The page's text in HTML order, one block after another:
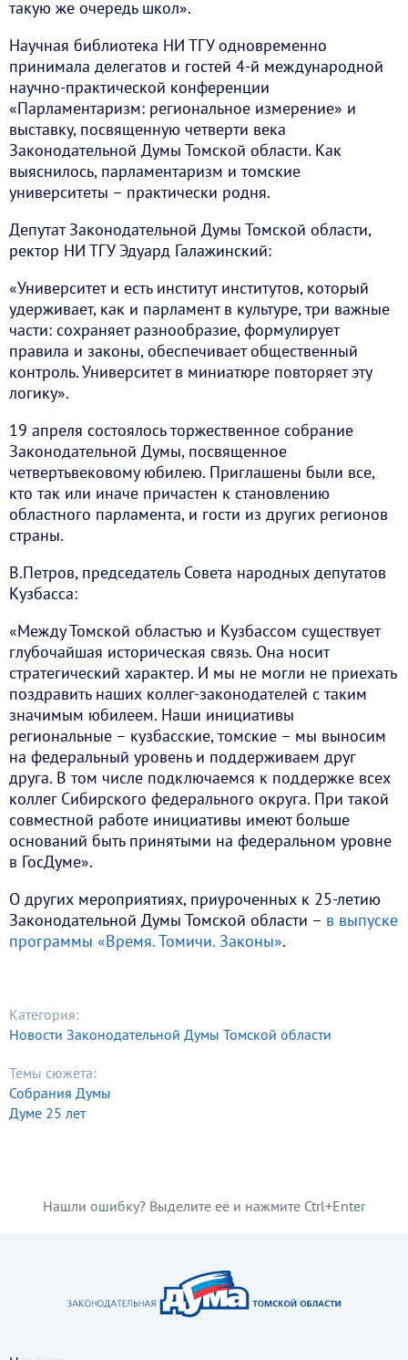
такую же очередь школ».
Научная библиотека НИ ТГУ одновременно
принимала делегатов и гостей 4-й международной
научно-практической конференции
«Парламентаризм: региональное измерение» и
выставку, посвященную четверти века
Законодательной Думы Томской области. Как
выяснилось, парламентаризм и томские
университеты – практически родня.
Депутат Законодательной Думы Томской области,
ректор НИ ТГУ Эдуард Галажинский:
«Университет и есть институт институтов, который
удерживает, как и парламент в культуре, три важные
части: сохраняет разнообразие, формулирует
правила и законы, обеспечивает общественный
контроль. Университет в миниатюре повторяет эту
логику».
19 апреля состоялось торжественное собрание
Законодательной Думы, посвященное
четвертьвековому юбилею. Приглашены были все,
кто так или иначе причастен к становлению
областного парламента, и гости из других регионов
страны.
В.Петров, председатель Совета народных депутатов
Кузбасса:
«Между Томской областью и Кузбассом существует
глубочайшая историческая связь. Она носит
стратегический характер. И мы не могли не приехать
поздравить наших коллег-законодателей с таким
значимым юбилеем. Наши инициативы
региональные – кузбасские, томские – мы выносим
на федеральный уровень и поддерживаем друг
друга. В том числе подключаемся к поддержке всех
коллег Сибирского федерального округа. При такой
совместной работе инициативы имеют больше
оснований быть принятыми на федеральном уровне
в ГосДуме».
О других мероприятиях, приуроченных к 25-летию
Законодательной Думы Томской области – в выпуске
программы «Время. Томичи. Законы».
Категория:
Новости Законодательной Думы Томской области
Темы сюжета:
Собрания Думы
Думе 25 лет
Нашли ошибку? Выделите её и нажмите Ctrl+Enter